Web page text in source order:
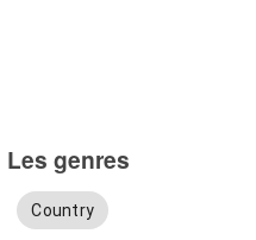
Les genres
Country